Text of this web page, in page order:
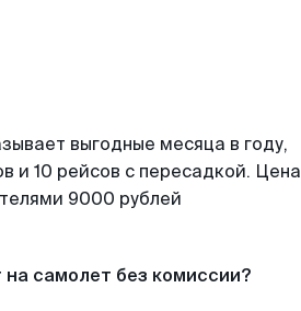
выгодные месяца в году,
и 10 рейсов с пересадкой. Цена
9000 рублей
самолет без комиссии?